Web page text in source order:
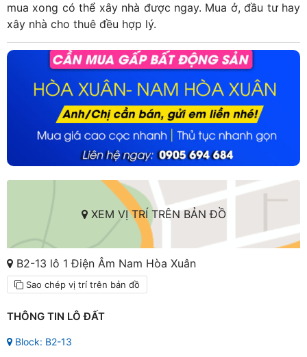
mua xong có thể xây nhà được ngay. Mua ở, đầu tư hay
xây nhà cho thuê đều hợp lý.
XEM VỊ TRÍ TRÊN BẢN ĐỒ
B2-13 lô 1 Điện Âm Nam Hòa Xuân
Sao chép vị trí trên bản đồ
THÔNG TIN LÔ ĐẤT
Block: B2-13